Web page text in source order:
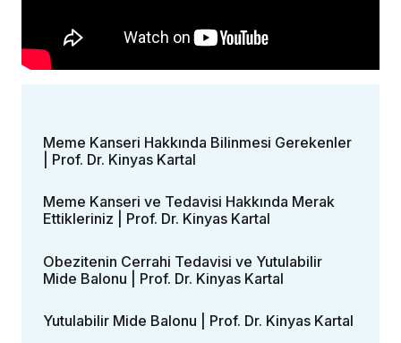
Meme Kanseri Hakkında Bilinmesi Gerekenler
| Prof. Dr. Kinyas Kartal
Meme Kanseri ve Tedavisi Hakkında Merak
Ettikleriniz | Prof. Dr. Kinyas Kartal
Obezitenin Cerrahi Tedavisi ve Yutulabilir
Mide Balonu | Prof. Dr. Kinyas Kartal
Yutulabilir Mide Balonu | Prof. Dr. Kinyas Kartal